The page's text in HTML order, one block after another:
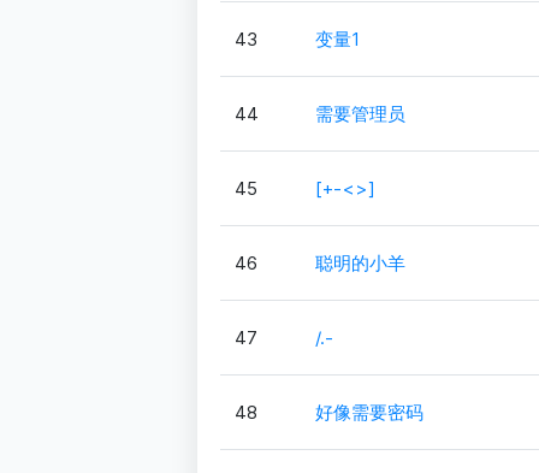
43 变量1
44 需要管理员
45 [+-<>]
46 聪明的小羊
47 /.-
48 好像需要密码